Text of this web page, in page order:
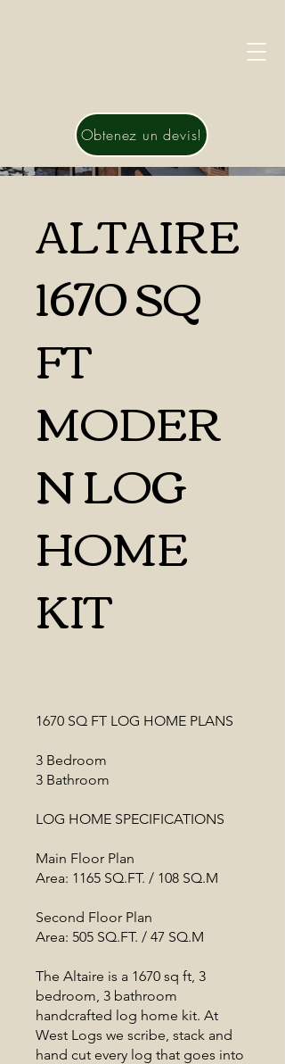
Obtenez un devis!
ALTAIRE
1670 SQ
FT
MODER
N LOG
HOME
KIT
1670 SQ FT LOG HOME PLANS
3 Bedroom
3 Bathroom
LOG HOME SPECIFICATIONS
Main Floor Plan
Area: 1165 SQ.FT. / 108 SQ.M
Second Floor Plan
Area: 505 SQ.FT. / 47 SQ.M
The Altaire is a 1670 sq ft, 3
bedroom, 3 bathroom
handcrafted log home kit. At
West Logs we scribe, stack and
hand cut every log that goes into